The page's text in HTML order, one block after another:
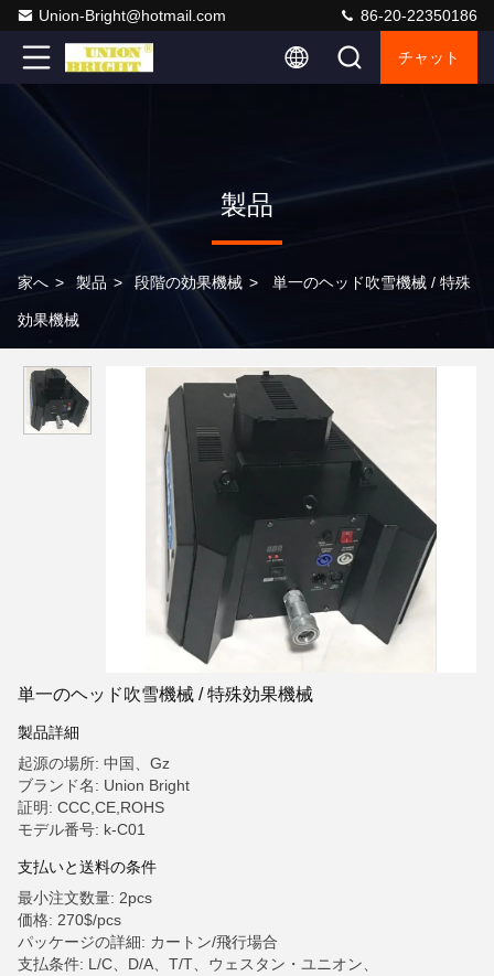
Union-Bright@hotmail.com 86-20-22350186
チャット
製品
家へ > 製品 > 段階の効果機械 > 単一のヘッド吹雪機械 / 特殊
効果機械
単一のヘッド吹雪機械 / 特殊効果機械
製品詳細
起源の場所: 中国、Gz
ブランド名: Union Bright
証明: CCC,CE,ROHS
モデル番号: k-C01
支払いと送料の条件
最小注文数量: 2pcs
価格: 270$/pcs
パッケージの詳細: カートン/飛行場合
支払条件: L/C、D/A、T/T、ウェスタン・ユニオン、